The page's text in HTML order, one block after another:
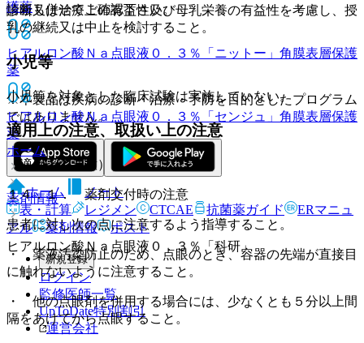
護薬
ヒアルロン酸Ｎａ点眼液０．３％「ニットー」 角膜表層保護
薬
ヒアルロン酸Ｎａ点眼液０．３％「センジュ」 角膜表層保護
薬
ホーム
薬剤情報
ヒアルロン酸Ｎａ点眼液０．３％「科研」
診断又は治療上の有益性及び母乳栄養の有益性を考慮し、授
乳の継続又は中止を検討すること。
小児等
小児等を対象とした臨床試験は実施していない。
適用上の注意、取扱い上の注意
（適用上の注意）
１４．１． 薬剤交付時の注意
患者に対し次の点に注意するよう指導すること。
・ 薬液汚染防止のため、点眼のとき、容器の先端が直接目
に触れないように注意すること。
・ 他の点眼剤を併用する場合には、少なくとも５分以上間
隔をあけてから点眼すること。
情報も併せてご確認下さい。
※本製品は疾病の診断・治療・予防を目的としたプログラム
ではありません。
ホーム
ノート
表・計算
レジメン CTCAE 抗菌薬ガイド
ERマニュ
アル
薬剤情報 ポスト
新規登録
ログイン
監修医師一覧
UpToDate特別割引
運営会社